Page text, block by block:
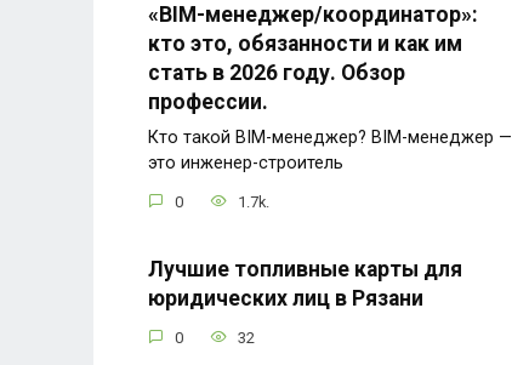
«BIM-менеджер/координатор»:
кто это, обязанности и как им
стать в 2026 году. Обзор
профессии.
Кто такой BIM-менеджер? BIM-менеджер —
это инженер-строитель
0 1.7k.
Лучшие топливные карты для
юридических лиц в Рязани
0 32